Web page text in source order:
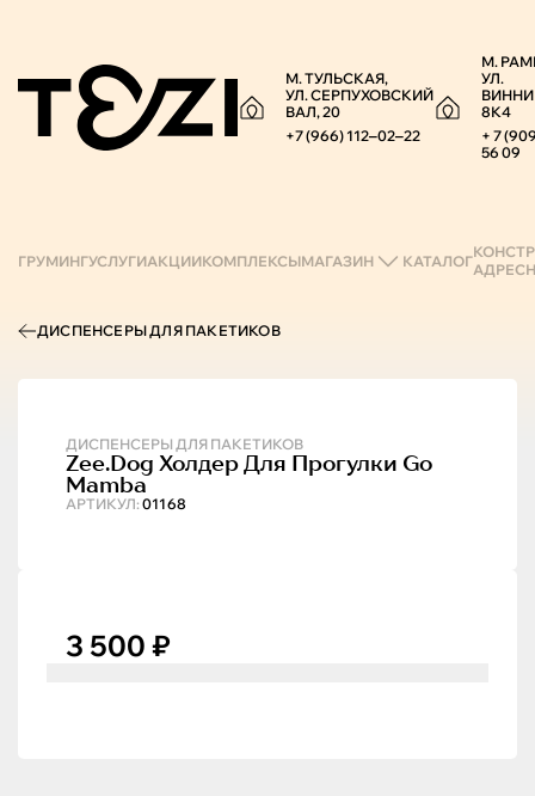
М. ТУЛЬСКАЯ,
УЛ. СЕРПУХОВСКИЙ
ВАЛ, 20
+7 (966) 112‒02‒22
М.
УЛ.
8К4
+ 7
56 09
ГРУМИНГУСЛУГИАКЦИИКОМПЛЕКСЫМАГАЗИН КАТАЛОГ
ДИСПЕНСЕРЫ ДЛЯ ПАКЕТИКОВ
ДИСПЕНСЕРЫ ДЛЯ ПАКЕТИКОВ
АРТИКУЛ: 01168
Zee.Dog Холдер Для Прогулки Go
Mamba
3 500 ₽